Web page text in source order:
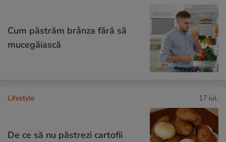
Cum păstrăm brânza fără să
mucegăiască
Lifestyle 17 iul.
De ce să nu păstrezi cartofii